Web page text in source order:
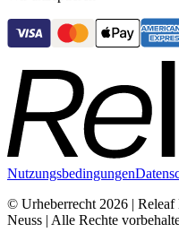
Nutzungsbedingungen
© Urheberrecht 2026 |
Neuss | Alle Rechte